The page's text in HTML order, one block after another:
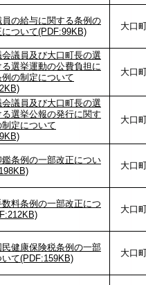
員の給与に関する条例の
ついて(PDF:99KB)
大口
会議員及び大口町長の選
選挙運動の公費負担に
例の制定について
大口
会議員及び大口町長の選
選挙公報の発行に関す
定について
大口
鑑条例の一部改正につい
大口
数料条例の一部改正につ
大口
民健康保険税条例の一部
て(PDF:159KB)
大口